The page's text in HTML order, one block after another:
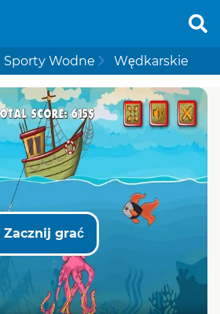
Sporty Wodne Wędkarskie
Zacznij grać